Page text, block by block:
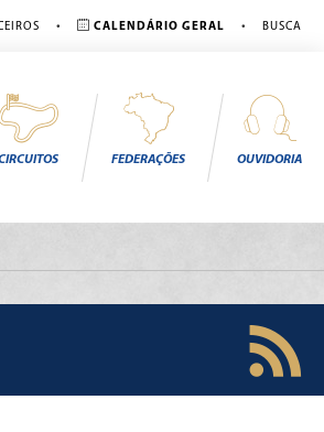
• CALENDÁRIO GERAL • BUSCA
FEDERAÇÕES OUVIDORIA